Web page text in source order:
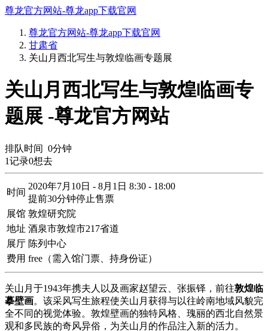
尊龙官方网站-尊龙app下载官网
尊龙官方网站-尊龙app下载官网
甘肃省
关山月西北写生与敦煌临画专题展
关山月西北写生与敦煌临画专
题展 -尊龙官方网站
排队时间 0分钟
1记录0想去
时间
2020年7月10日 - 8月1日 8:30 - 18:00
提前30分钟停止售票
展馆 敦煌研究院
地址 酒泉市敦煌市217省道
展厅 陈列中心
费用 free（需入馆门票、持身份证）
关山月于1943年携夫人以及画家赵望云、张振铎，前往敦煌临
摹壁画。该采风写生旅程使关山月获得与以往岭南地域风貌完
全不同的视觉体验。敦煌壁画的独特风格、瑰丽的西北自然景
观和多民族的奇风异俗，为关山月的作品注入新的活力。